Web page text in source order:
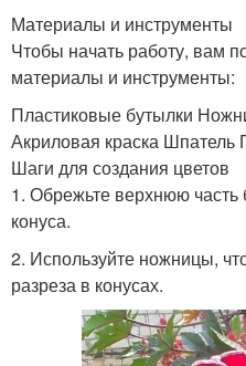
Материалы и инструменты
Чтобы начать работу, вам
материалы и инструменты:
Пластиковые бутылки
Акриловая краска
Шаги для создания цветов
1. Обрежьте верхнюю часть
конуса.
2. Используйте ножницы,
разреза в конусах.